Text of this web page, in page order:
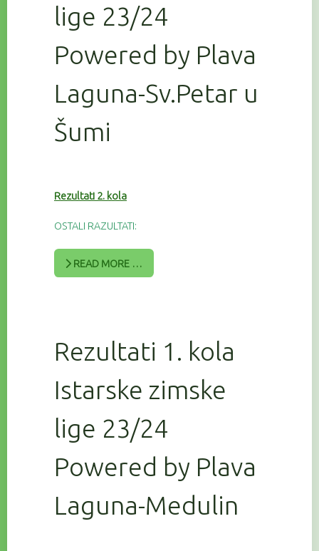
lige 23/24
Powered by Plava
Laguna-Sv.Petar u
Šumi
Rezultati 2. kola
OSTALI RAZULTATI:
READ MORE …
Rezultati 1. kola
Istarske zimske
lige 23/24
Powered by Plava
Laguna-Medulin